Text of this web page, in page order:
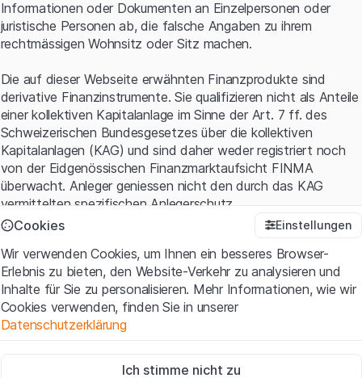
Serverfehler.
Informationen oder Dokumenten an Einzelpersonen oder
juristische Personen ab, die falsche Angaben zu ihrem
rechtmässigen Wohnsitz oder Sitz machen.
Die auf dieser Webseite erwähnten Finanzprodukte sind
derivative Finanzinstrumente. Sie qualifizieren nicht als Anteile
einer kollektiven Kapitalanlage im Sinne der Art. 7 ff. des
Schweizerischen Bundesgesetzes über die kollektiven
Kapitalanlagen (KAG) und sind daher weder registriert noch
von der Eidgenössischen Finanzmarktaufsicht FINMA
überwacht. Anleger geniessen nicht den durch das KAG
vermittelten spezifischen Anlegerschutz.
Mit dem Zugriff auf diese Website der Leonteq Securities AG
(die "Website") erklären Sie, dass Sie die rechtlichen
Informationen und die wichtigen Hinweise und
Nutzungsbedingungenverstanden haben und akzeptieren.
Wenn Sie mit den Nutzungsbedingungen nicht einverstanden
Cookies Einstellungen
Wir verwenden Cookies, um Ihnen ein besseres Browser-
Erlebnis zu bieten, den Website-Verkehr zu analysieren und
Inhalte für Sie zu personalisieren. Mehr Informationen, wie wir
Cookies verwenden, finden Sie in unserer
Datenschutzerklärung
Diese Cookies sind für die Website erforderlich und können nicht
Ich stimme nicht zu